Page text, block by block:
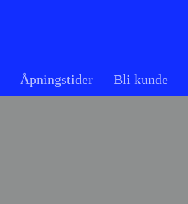
Åpningstider Bli kunde